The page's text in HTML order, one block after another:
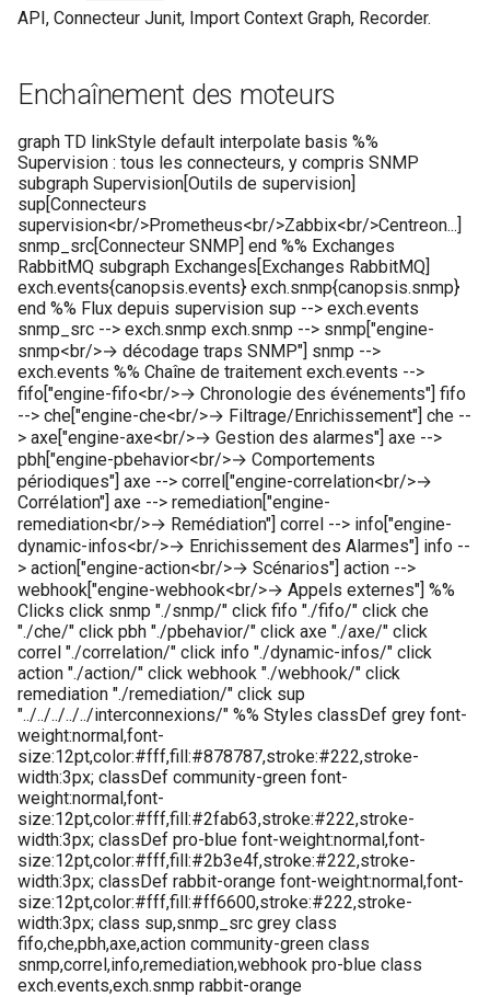
m
e
r
l
a
r
e
e
r
c
h
e
Méthodes d'authentification
SAML2, OAUTH2, OPENID)
Modification du fichier de
configuration toml
canopsis.toml
Reconnexion automatique
des services et des moteurs
Scripts externes
Variables d'environnement
Canopsis
Action base de donnees
bases de données
des bases de données
Configuration composants
Gestion fixtures
Connexion à Canopsis et à
Prérequis des versions
Rabbitmq webui
evenement
Engine-pbehavior
Engine-remediation
Engine-webhook
Swagger community
L'enrichissement
Groupement d'alarmes par
Météo des Services
Notifications vers un outil
tiers
Période de confirmation
les nouvelles alarmes
Personnalisation des
affichages via des
handlebars
Utiliser la réponse d'un
webhook dans le webhook
suivant
Themes
Menu administration
d'événements
Import / export
Alias d’informations
Interface utilisateur
Jetons d'authentification
externe
Jobs
Indicateurs statistiques et
KPI
Listes de lecture
LLMs
Mode Maintenance
Modèles de commentaires
Modèles de widget
Notifications
Calcul d'état et de sévérité
Stockage de données
Planification
tickets
Règles de résolution
Règles SNMP (pro)
Scenarios
Premier acces
Remediation
Services
Templates go
Vocabulaire
pour Canopsis
Connecteur Nokia NSP
nokiansp2canopsis
Connecteur PRTG
Connecteur prometheus
SNMP trap vers Canopsis
Shinken
Connecteur Zabbix vers
Canopsis (connector-
zabbix2canopsis)
API, Connecteur Junit, Import Context Graph, Recorder.
Enchaînement des moteurs
graph TD linkStyle default interpolate basis %%
Supervision : tous les connecteurs, y compris SNMP
subgraph Supervision[Outils de supervision]
sup[Connecteurs
supervision<br/>Prometheus<br/>Zabbix<br/>Centreon...]
snmp_src[Connecteur SNMP] end %% Exchanges
RabbitMQ subgraph Exchanges[Exchanges RabbitMQ]
exch.events{canopsis.events} exch.snmp{canopsis.snmp}
end %% Flux depuis supervision sup --> exch.events
snmp_src --> exch.snmp exch.snmp --> snmp["engine-
snmp<br/>→ décodage traps SNMP"] snmp -->
exch.events %% Chaîne de traitement exch.events -->
fifo["engine-fifo<br/>→ Chronologie des événements"] fifo
--> che["engine-che<br/>→ Filtrage/Enrichissement"] che --
> axe["engine-axe<br/>→ Gestion des alarmes"] axe -->
pbh["engine-pbehavior<br/>→ Comportements
périodiques"] axe --> correl["engine-correlation<br/>→
Corrélation"] axe --> remediation["engine-
remediation<br/>→ Remédiation"] correl --> info["engine-
dynamic-infos<br/>→ Enrichissement des Alarmes"] info --
> action["engine-action<br/>→ Scénarios"] action -->
webhook["engine-webhook<br/>→ Appels externes"] %%
Clicks click snmp "./snmp/" click fifo "./fifo/" click che
"./che/" click pbh "./pbehavior/" click axe "./axe/" click
correl "./correlation/" click info "./dynamic-infos/" click
action "./action/" click webhook "./webhook/" click
remediation "./remediation/" click sup
"../../../../../interconnexions/" %% Styles classDef grey font-
weight:normal,font-
size:12pt,color:#fff,fill:#878787,stroke:#222,stroke-
width:3px; classDef community-green font-
weight:normal,font-
size:12pt,color:#fff,fill:#2fab63,stroke:#222,stroke-
width:3px; classDef pro-blue font-weight:normal,font-
size:12pt,color:#fff,fill:#2b3e4f,stroke:#222,stroke-
width:3px; classDef rabbit-orange font-weight:normal,font-
size:12pt,color:#fff,fill:#ff6600,stroke:#222,stroke-
width:3px; class sup,snmp_src grey class
fifo,che,pbh,axe,action community-green class
snmp,correl,info,remediation,webhook pro-blue class
exch.events,exch.snmp rabbit-orange